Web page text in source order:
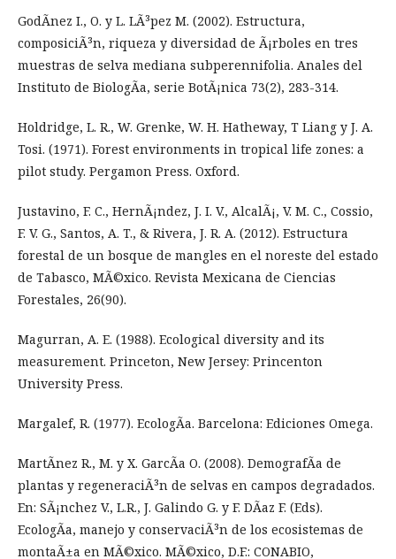
GodÃ­nez I., O. y L. LÃ³pez M. (2002). Estructura,
composiciÃ³n, riqueza y diversidad de Ã¡rboles en tres
muestras de selva mediana subperennifolia. Anales del
Instituto de BiologÃ­a, serie BotÃ¡nica 73(2), 283-314.
Holdridge, L. R., W. Grenke, W. H. Hatheway, T Liang y J. A.
Tosi. (1971). Forest environments in tropical life zones: a
pilot study. Pergamon Press. Oxford.
Justavino, F. C., HernÃ¡ndez, J. I. V., AlcalÃ¡, V. M. C., Cossio,
F. V. G., Santos, A. T., & Rivera, J. R. A. (2012). Estructura
forestal de un bosque de mangles en el noreste del estado
de Tabasco, MÃ©xico. Revista Mexicana de Ciencias
Forestales, 26(90).
Magurran, A. E. (1988). Ecological diversity and its
measurement. Princeton, New Jersey: Princenton
University Press.
Margalef, R. (1977). EcologÃ­a. Barcelona: Ediciones Omega.
MartÃ­nez R., M. y X. GarcÃ­a O. (2008). DemografÃ­a de
plantas y regeneraciÃ³n de selvas en campos degradados.
En: SÃ¡nchez V., L.R., J. Galindo G. y F. DÃ­az F. (Eds).
EcologÃ­a, manejo y conservaciÃ³n de los ecosistemas de
montaÃ±a en MÃ©xico. MÃ©xico, D.F.: CONABIO,